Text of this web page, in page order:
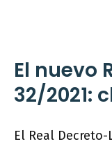
El nuevo
32/2021:
El Real Decreto-